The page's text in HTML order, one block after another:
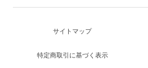
サイトマップ
特定商取引に基づく表示